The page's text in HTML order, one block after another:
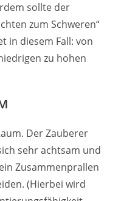
sollte der
zum Schweren“
in diesem Fall: von
zu hohen
Der Zauberer
sehr achtsam und
Zusammenprallen
(Hierbei wird